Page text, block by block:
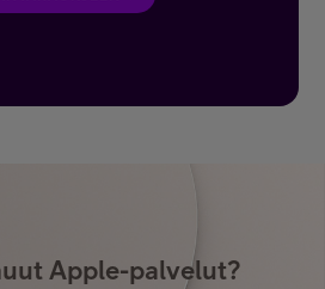
Apple-palvelut?